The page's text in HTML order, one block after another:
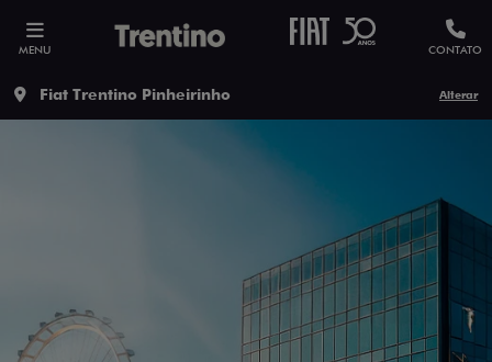
MENU CONTATO
Fiat Trentino Pinheirinho Alterar
ESTOU INTERESSADO